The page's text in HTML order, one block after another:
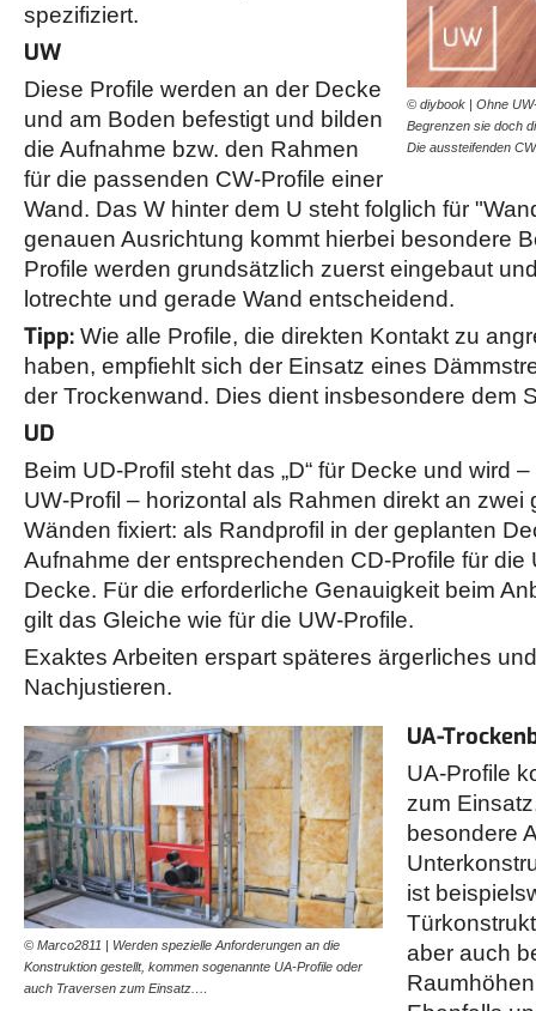
© diybook | Ohne
Begrenzen sie doch
Die aussteifenden
spezifiziert.
UW
Diese Profile werden an der Decke
und am Boden befestigt und bilden
die Aufnahme bzw. den Rahmen
für die passenden CW-Profile einer
Wand. Das W hinter dem U steht folglich für
genauen Ausrichtung kommt hierbei besondere
Profile werden grundsätzlich zuerst eingebaut
lotrechte und gerade Wand entscheidend.
Tipp: Wie alle Profile, die direkten Kontakt zu
haben, empfiehlt sich der Einsatz eines
der Trockenwand. Dies dient insbesondere dem
UD
Beim UD-Profil steht das „D“ für Decke und wird
UW-Profil – horizontal als Rahmen direkt an
Wänden fixiert: als Randprofil in der geplanten
Aufnahme der entsprechenden CD-Profile für die
Decke. Für die erforderliche Genauigkeit beim
gilt das Gleiche wie für die UW-Profile.
Exaktes Arbeiten erspart späteres ärgerliches
Nachjustieren.
© Marco2811 | Werden spezielle Anforderungen an die
Konstruktion gestellt, kommen sogenannte UA-Profile oder
auch Traversen zum Einsatz.…
UA-
UA-Profile
zum
besondere
ist
aber auch